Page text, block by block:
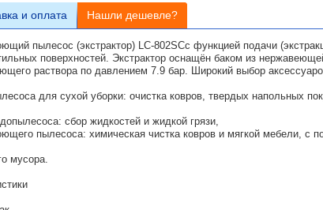
и оплата Нашли дешевле?
пылесос (экстрактор) LC-802SCс функцией подачи
поверхностей. Экстрактор оснащён баком из
раствора по давлением 7.9 бар. Широкий выбор
для сухой уборки: очистка ковров, твердых напольных
сбор жидкостей и жидкой грязи,
пылесоса: химическая чистка ковров и мягкой мебели, с
мусора.